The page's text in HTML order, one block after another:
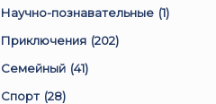
Научно-познавательные (1)
Приключения (202)
Семейный (41)
Спорт (28)